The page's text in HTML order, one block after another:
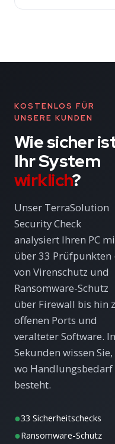
KOSTENLOS FÜR
UNSERE KUNDEN
Wie sicher
Ihr System
wirklich?
Unser TerraSolution
Security Check
analysiert Ihren PC
über 33
von Virenschutz und
Ransomware-Schutz
über Firewall bis hin
offenen Ports und
veralteter Software. In
Sekunden wissen Sie,
wo Handlungsbedarf
besteht.
●33 Sicherheitschecks
●Ransomware-Schutz